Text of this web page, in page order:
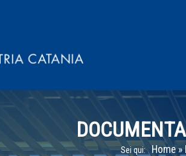
Sei qui: Home»